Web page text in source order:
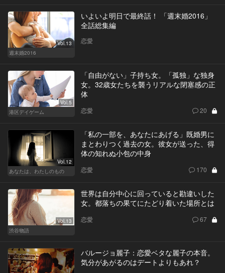
Vol.13
週末婚2016
いよいよ明日で最終話！ 「週末婚2016」
全話総集編
恋愛
Vol.5
港区デイゲーム
「自由がない」子持ち女。「孤独」な独身
女。32歳女たちを襲うリアルな閉塞感の正
体
恋愛 20
Vol.12
あなたは、わたしのもの
「私の一部を、あなたにあげる」既婚男に
まとわりつく過去の女。彼女が送った、得
体の知れぬ小包の中身
恋愛 170
Vol.13
渋谷物語
世界は自分中心に回っていると勘違いした
女。都落ちの果てにたどり着いた場所とは
恋愛 67
バルージョ麗子：恋愛ベタな麗子の本音。
気分があがるのはデートよりもあれ？